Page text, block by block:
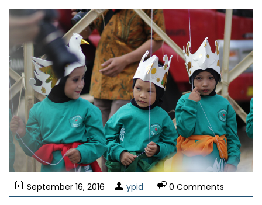
September 16, 2016 ypid 0 Comments